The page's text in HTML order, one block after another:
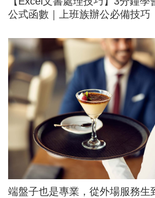
公式函數｜上班族辦公必備技巧
端盤子也是專業，從外場服務生